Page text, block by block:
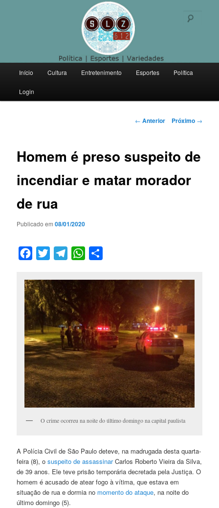
Politica | Esportes | Variedades
principal
Pular
para
principal
Início Cultura Entretenimento Esportes Política
Login
Navegação
← Anterior Próximo →
Homem é preso suspeito de
incendiar e matar morador
de rua
Publicado em08/01/2020
Facebook
Twitter TelegramWhatsApp
O crime ocorreu na noite do último domingo na capital paulista
A Polícia Civil de São Paulo deteve, na madrugada desta quarta-
feira (8), osuspeito de assassinarCarlos Roberto Vieira da Silva,
de 39 anos. Ele teve prisão temporária decretada pela Justiça. O
homem é acusado de atear fogo à vítima, que estava em
situação de rua e dormia no momento do ataque, na noite do
último domingo (5).